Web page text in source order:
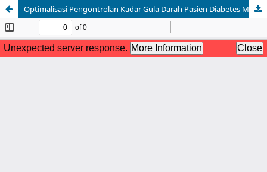
Optimalisasi Pengontrolan Kadar Gula Darah Pasien Diabetes Mellitus Melalui Aktifitas Fisik Berjalan Kaki (Walking Exercise)